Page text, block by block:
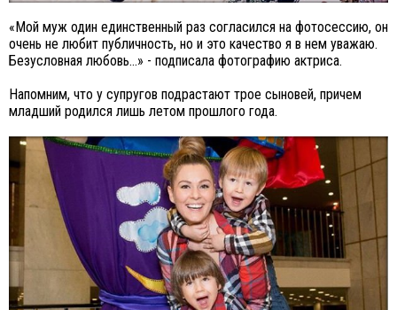
«Мой муж один единственный раз согласился на фотосессию, он
очень не любит публичность, но и это качество я в нем уважаю.
Безусловная любовь...» - подписала фотографию актриса.
Напомним, что у супругов подрастают трое сыновей, причем
младший родился лишь летом прошлого года.